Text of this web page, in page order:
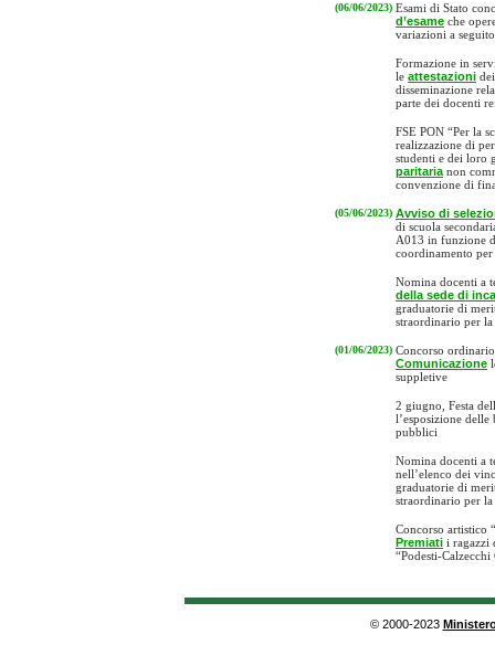
(06/06/2023) Esami di Stato
d’esame che
variazioni a
Formazione in
le attestazioni
disseminazione
parte dei docenti
FSE PON “Per la
realizzazione di
studenti e dei loro
paritaria non
convenzione di
(05/06/2023) Avviso di
di scuola
A013 in funzione
coordinamento
Nomina docenti a
della sede di
graduatorie di
straordinario per
(01/06/2023) Concorso
Comunicazione
suppletive
2 giugno, Festa
l’esposizione
pubblici
Nomina docenti a
nell’elenco dei
graduatorie di
straordinario per
Concorso artistico
Premiati i ragazzi
“Podesti-
© 2000-2023